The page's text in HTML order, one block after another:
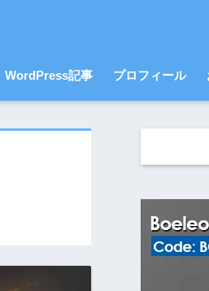
WordPress記事 プロフィール